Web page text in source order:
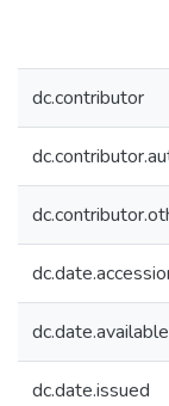
dc.contributor
dc.date.available
dc.date.issued